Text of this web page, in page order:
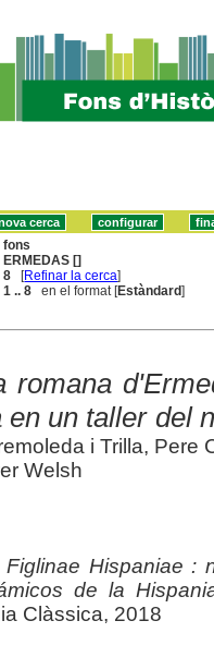
fons
ERMEDAS []
8 [Refinar la cerca]
1 .. 8 en el format [Estàndard]
romana
en un taller del
i Trilla, Pere
Welsh
Figlinae Hispaniae :
de la
Clàssica, 2018